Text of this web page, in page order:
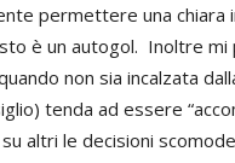
permettere una chiara
è un autogol. Inoltre mi
non sia incalzata
tenda ad essere
altri le decisioni